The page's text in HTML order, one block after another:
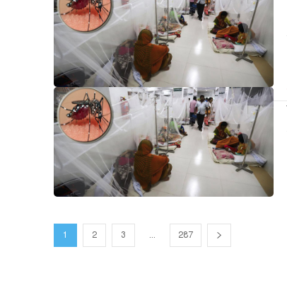
1 2 3 ... 287